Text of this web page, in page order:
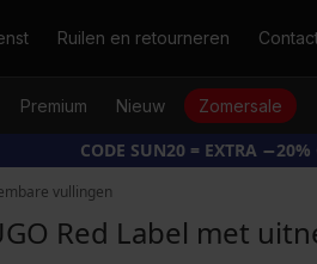
Ruilen en retourneren
Premium Nieuw Zomersale
CODE SUN20 = EXTRA −20%
vullingen
Red Label met